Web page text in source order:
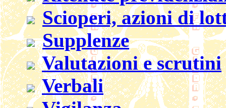
Scioperi, azioni di
Supplenze
Valutazioni e scrutini
Verbali